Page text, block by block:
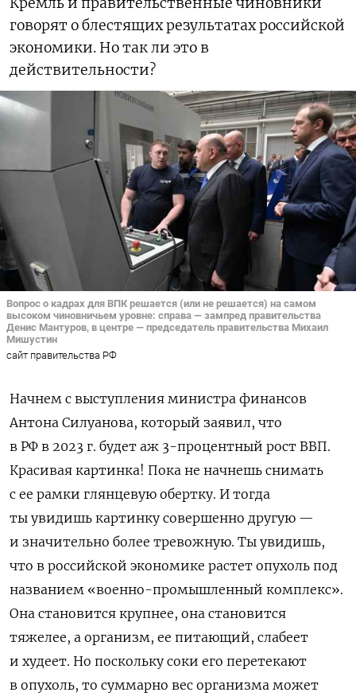
говорят о блестящих результатах российской
экономики. Но так ли это в
действительности?
Вопрос о кадрах для ВПК решается (или не решается) на самом
высоком чиновничьем уровне: справа — зампред правительства
Денис Мантуров, в центре — председатель правительства Михаил
Мишустин
сайт правительства РФ
Начнем с выступления министра финансов
Антона Силуанова, который заявил, что
в РФ в 2023 г. будет аж 3-процентный рост ВВП.
Красивая картинка! Пока не начнешь снимать
с ее рамки глянцевую обертку. И тогда
ты увидишь картинку совершенно другую —
и значительно более тревожную. Ты увидишь,
что в российской экономике растет опухоль под
названием «военно-промышленный комплекс».
Она становится крупнее, она становится
тяжелее, а организм, ее питающий, слабеет
и худеет. Но поскольку соки его перетекают
в опухоль, то суммарно вес организма может